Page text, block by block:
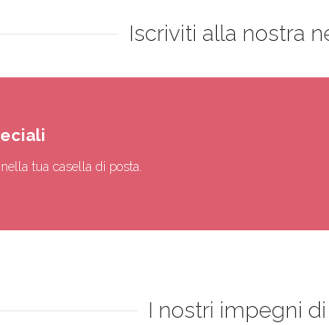
Iscriviti alla nostra
tua casella di posta.
I nostri impegni